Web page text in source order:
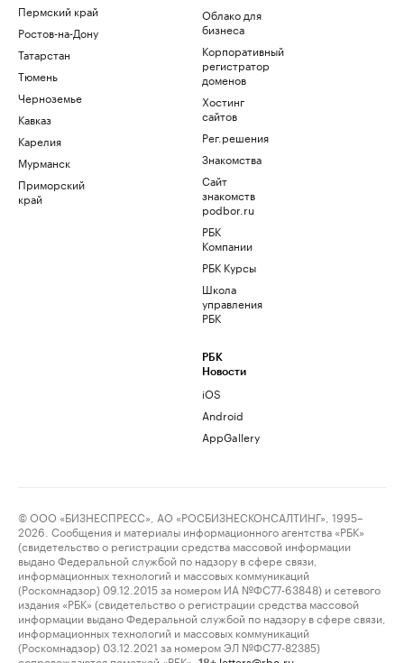
Пермский край
Ростов-на-Дону
Татарстан
Тюмень
Черноземье
Кавказ
Карелия
Мурманск
Приморский
край
Облако для
бизнеса
Корпоративный
регистратор
доменов
Хостинг
сайтов
Рег.решения
Знакомства
Сайт
знакомств
podbor.ru
РБК
Компании
РБК Курсы
Школа
управления
РБК
РБК
Новости
iOS
Android
AppGallery
© ООО «БИЗНЕСПРЕСС», АО «РОСБИЗНЕСКОНСАЛТИНГ», 1995–
2026. Сообщения и материалы информационного агентства «РБК»
(свидетельство о регистрации средства массовой информации
выдано Федеральной службой по надзору в сфере связи,
информационных технологий и массовых коммуникаций
(Роскомнадзор) 09.12.2015 за номером ИА №ФС77-63848) и сетевого
издания «РБК» (свидетельство о регистрации средства массовой
информации выдано Федеральной службой по надзору в сфере связи,
информационных технологий и массовых коммуникаций
(Роскомнадзор) 03.12.2021 за номером ЭЛ №ФС77-82385)